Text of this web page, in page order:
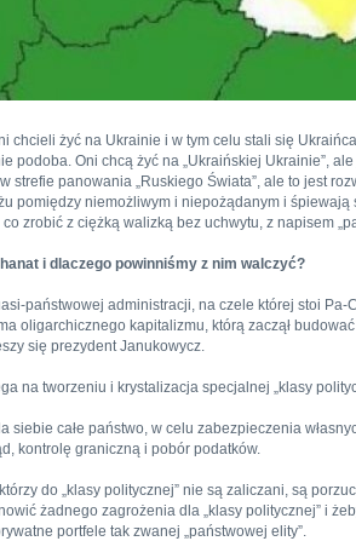
chcieli żyć na Ukrainie i w tym celu stali się
podoba. Oni chcą żyć na „Ukraińskiej Ukrainie”,
strefie panowania „Ruskiego Świata”, ale to jest
pomiędzy niemożliwym i niepożądanym i
zrobić z ciężką walizką bez uchwytu, z napisem
i dlaczego powinniśmy z nim walczyć?
państwowej administracji, na czele której stoi
oligarchicznego kapitalizmu, którą zaczął
się prezydent Janukowycz.
na tworzeniu i krystalizacja specjalnej „klasy
siebie całe państwo, w celu zabezpieczenia
kontrolę graniczną i pobór podatków.
do „klasy politycznej” nie są zaliczani, są
żadnego zagrożenia dla „klasy politycznej” i
portfele tak zwanej „państwowej elity”.